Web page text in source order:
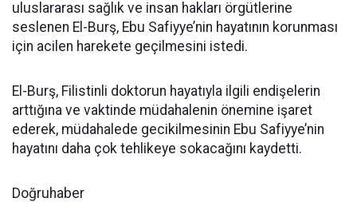
uluslararası sağlık ve insan hakları örgütlerine
seslenen El-Burş, Ebu Safiyye’nin hayatının korunması
için acilen harekete geçilmesini istedi.
El-Burş, Filistinli doktorun hayatıyla ilgili endişelerin
arttığına ve vaktinde müdahalenin önemine işaret
ederek, müdahalede gecikilmesinin Ebu Safiyye’nin
hayatını daha çok tehlikeye sokacağını kaydetti.
Doğruhaber